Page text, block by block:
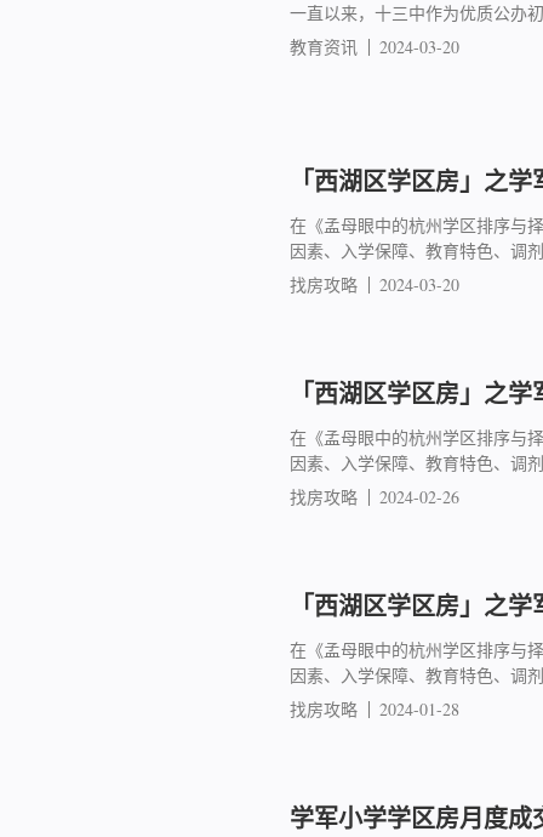
一直以来，十三中作为优质公办
教育资讯
2024-03-20
「西湖区学区房」之
在《孟母眼中的杭州学区排序与
因素、入学保障、教育特色、调
找房攻略
2024-03-20
「西湖区学区房」之
在《孟母眼中的杭州学区排序与
因素、入学保障、教育特色、调
找房攻略
2024-02-26
「西湖区学区房」之
在《孟母眼中的杭州学区排序与
因素、入学保障、教育特色、调
找房攻略
2024-01-28
学军小学学区房月度成